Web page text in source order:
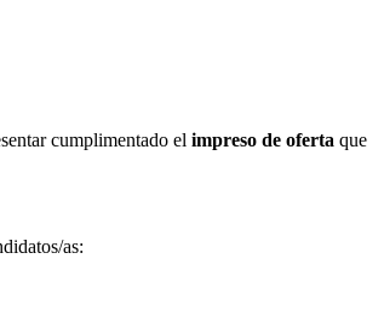
cumplimentado el impreso de oferta que
as: